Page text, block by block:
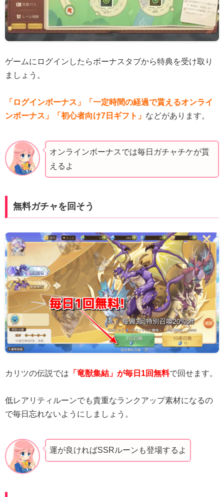
ゲームにログインしたらボーナスタブから特典を受け取り
ましょう。
「ログインボーナス」「一定時間の経過で貰えるオンライ
ンボーナス」「初心者向け7日ギフト」 などがあります。
オンラインボーナスでは毎日ガチャチケが貰
えるよ
無料ガチャを回そう
カリツの伝説では 「竜獣集結」が毎日1回無料で回せます。
低レアリティルーンでも貴重なランクアップ素材になるの
で毎日忘れないようにしましょう。
運が良ければSSRルーンも登場するよ